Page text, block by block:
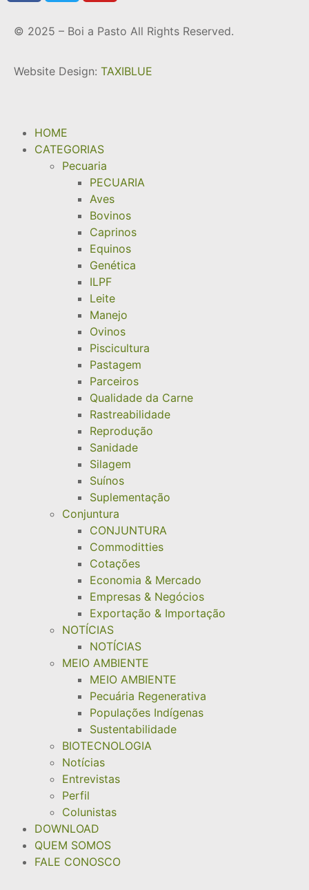
© 2025 – Boi a Pasto All Rights Reserved.
Website Design: TAXIBLUE
HOME
CATEGORIAS
Pecuaria
PECUARIA
Aves
Bovinos
Caprinos
Equinos
Genética
ILPF
Leite
Manejo
Ovinos
Piscicultura
Pastagem
Parceiros
Qualidade da Carne
Rastreabilidade
Reprodução
Sanidade
Silagem
Suínos
Suplementação
Conjuntura
CONJUNTURA
Commoditties
Cotações
Economia & Mercado
Empresas & Negócios
Exportação & Importação
NOTÍCIAS
NOTÍCIAS
MEIO AMBIENTE
MEIO AMBIENTE
Pecuária Regenerativa
Populações Indígenas
Sustentabilidade
BIOTECNOLOGIA
Notícias
Entrevistas
Perfil
Colunistas
DOWNLOAD
QUEM SOMOS
FALE CONOSCO